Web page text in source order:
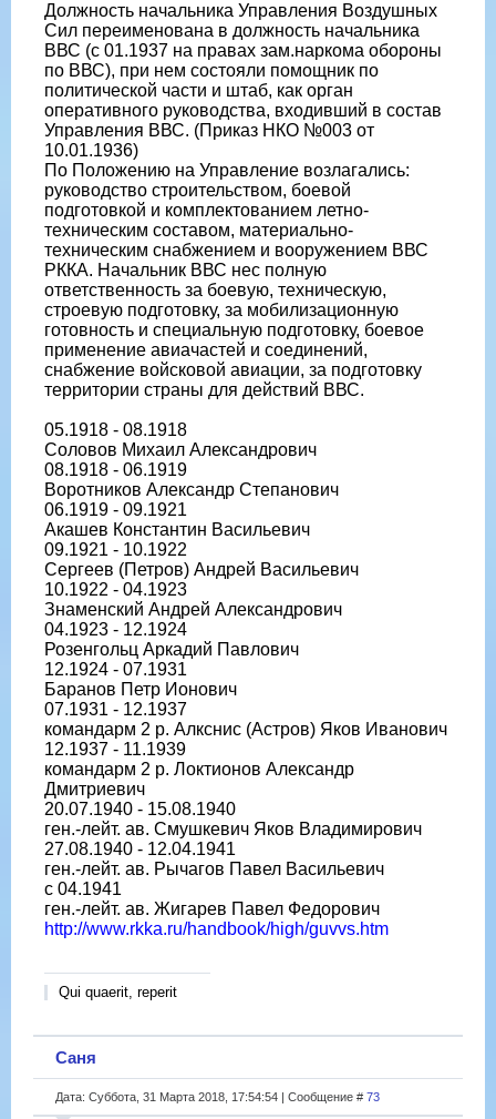
Должность начальника Управления Воздушных
Сил переименована в должность начальника
ВВС (с 01.1937 на правах зам.наркома обороны
по ВВС), при нем состояли помощник по
политической части и штаб, как орган
оперативного руководства, входивший в состав
Управления ВВС. (Приказ НКО №003 от
10.01.1936)
По Положению на Управление возлагались:
руководство строительством, боевой
подготовкой и комплектованием летно-
техническим составом, материально-
техническим снабжением и вооружением ВВС
РККА. Начальник ВВС нес полную
ответственность за боевую, техническую,
строевую подготовку, за мобилизационную
готовность и специальную подготовку, боевое
применение авиачастей и соединений,
снабжение войсковой авиации, за подготовку
территории страны для действий ВВС.
05.1918 - 08.1918
Соловов Михаил Александрович
08.1918 - 06.1919
Воротников Александр Степанович
06.1919 - 09.1921
Акашев Константин Васильевич
09.1921 - 10.1922
Сергеев (Петров) Андрей Васильевич
10.1922 - 04.1923
Знаменский Андрей Александрович
04.1923 - 12.1924
Розенгольц Аркадий Павлович
12.1924 - 07.1931
Баранов Петр Ионович
07.1931 - 12.1937
командарм 2 р. Алкснис (Астров) Яков Иванович
12.1937 - 11.1939
командарм 2 р. Локтионов Александр
Дмитриевич
20.07.1940 - 15.08.1940
ген.-лейт. ав. Смушкевич Яков Владимирович
27.08.1940 - 12.04.1941
ген.-лейт. ав. Рычагов Павел Васильевич
с 04.1941
ген.-лейт. ав. Жигарев Павел Федорович
http://www.rkka.ru/handbook/high/guvvs.htm
Qui quaerit, reperit
Саня
Дата: Суббота, 31 Марта 2018, 17:54:54 | Сообщение # 73